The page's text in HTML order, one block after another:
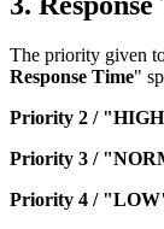
The priority given
Response Time"
Priority 2 /
Priority 3 /
Priority 4 /